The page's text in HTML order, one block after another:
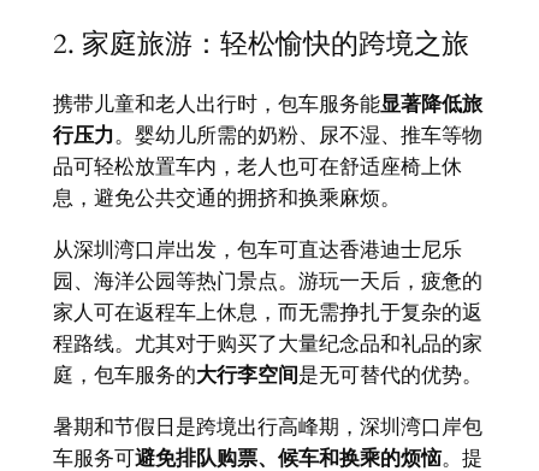
2. 家庭旅游：轻松愉快的跨境之旅
携带儿童和老人出行时，包车服务能显著降低旅
行压力。婴幼儿所需的奶粉、尿不湿、推车等物
品可轻松放置车内，老人也可在舒适座椅上休
息，避免公共交通的拥挤和换乘麻烦。
从深圳湾口岸出发，包车可直达香港迪士尼乐
园、海洋公园等热门景点。游玩一天后，疲惫的
家人可在返程车上休息，而无需挣扎于复杂的返
程路线。尤其对于购买了大量纪念品和礼品的家
庭，包车服务的大行李空间是无可替代的优势。
暑期和节假日是跨境出行高峰期，深圳湾口岸包
车服务可避免排队购票、候车和换乘的烦恼。提